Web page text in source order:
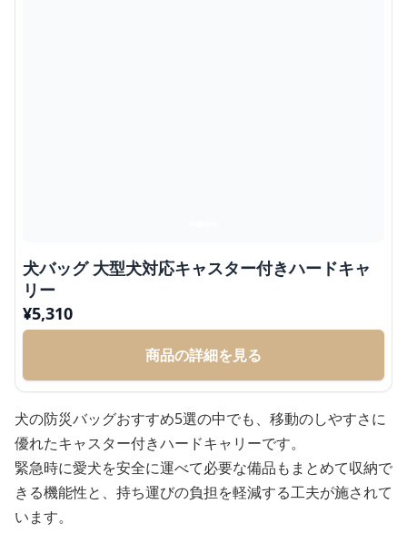
犬バッグ 大型犬対応キャスター付きハードキャ
リー
¥5,310
商品の詳細を見る
犬の防災バッグおすすめ5選の中でも、移動のしやすさに
優れたキャスター付きハードキャリーです。
緊急時に愛犬を安全に運べて必要な備品もまとめて収納で
きる機能性と、持ち運びの負担を軽減する工夫が施されて
います。